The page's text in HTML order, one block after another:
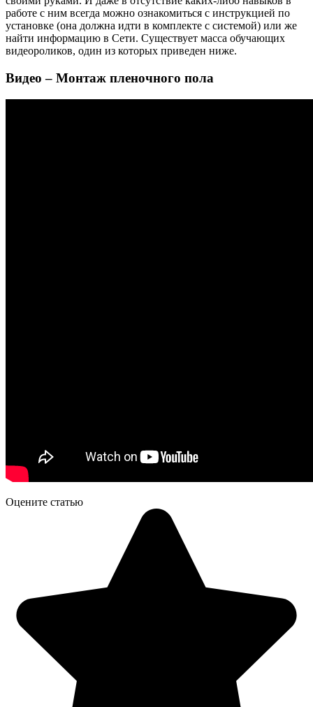
работе с ним всегда можно ознакомиться с инструкцией по
установке (она должна идти в комплекте с системой) или же
найти информацию в Сети. Существует масса обучающих
видеороликов, один из которых приведен ниже.
Видео – Монтаж пленочного пола
Оцените статью